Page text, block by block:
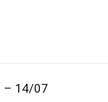
– 14/07